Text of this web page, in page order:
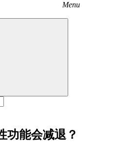
Menu
功能会减退？